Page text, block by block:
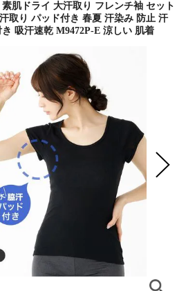
肌ドライ 大汗取り フレンチ袖 セット
取り パッド付き 春夏 汗染み 防止 汗
吸汗速乾 M9472P-E 涼しい 肌着